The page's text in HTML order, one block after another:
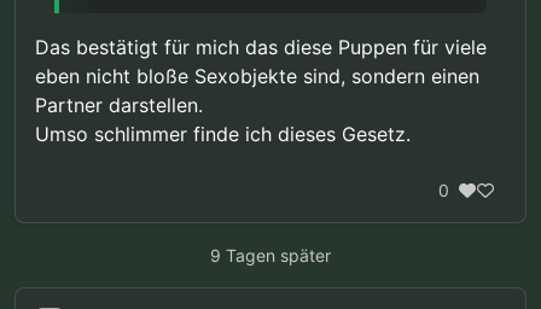
Lawrence gegen Texas gewährt wird.
Dieses wegweisende Urteil hob ein
texanisches Gesetz auf, das Sodomie
zwischen einwilligenden Erwachsenen
unter Strafe stellte. […] Rocha hatte ein
verfassungsrechtlich geschütztes Recht
Das bestätigt für mich das diese Puppen für viele
eben nicht bloße Sexobjekte sind, sondern einen
Partner darstellen.
Umso schlimmer finde ich dieses Gesetz.
0
9 Tagen später